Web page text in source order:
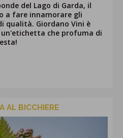
del Lago di Garda, il
a fare innamorare gli
qualità. Giordano Vini è
che profuma di
AL BICCHIERE